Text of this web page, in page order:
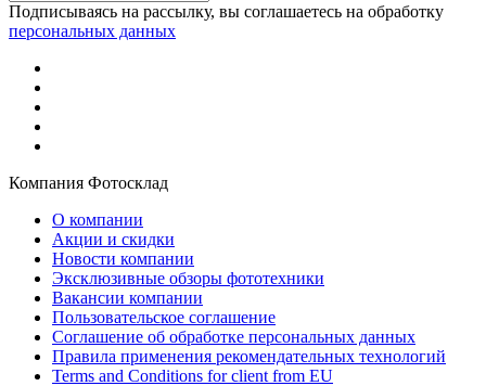
Подписываясь на рассылку, вы соглашаетесь на обработку
персональных данных
Компания Фотосклад
О компании
Акции и скидки
Новости компании
Эксклюзивные обзоры фототехники
Вакансии компании
Пользовательское соглашение
Соглашение об обработке персональных данных
Правила применения рекомендательных технологий
Terms and Conditions for client from EU